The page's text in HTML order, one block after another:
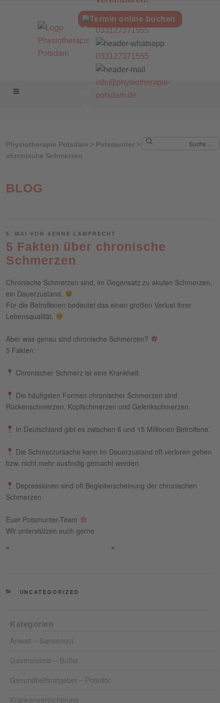
033127371555
033127371555
info@physiotherapie-
potsdam.de
Termin online buchen
Physiotherapie Potsdam > Potsmunter >
5 Fakten über
chronische Schmerzen
BLOG
VERÖFFENTLICHT
AM
5. MAI VON AENNE LAMPRECHT
5 Fakten über chronische
Schmerzen
Chronische Schmerzen sind, im Gegensatz zu akuten Schmerzen,
ein Dauerzustand.
Für die Betroffenen bedeutet das einen großen Verlust ihrer
Lebensqualität.
Aber was genau sind chronische Schmerzen?
5 Fakten:⁣
Chronischer Schmerz ist eine Krankheit.⁣
Die häufigsten Formen chronischer Schmerzen sind
Rückenschmerzen, Kopfschmerzen und Gelenkschmerzen.⁣
In Deutschland gibt es zwischen 8 und 15 Millionen Betroffene.⁣
Die Schmerzursache kann im Dauerzustand oft verloren gehen
bzw. nicht mehr ausfindig gemacht werden.⁣
Depressionen sind oft Begleiterscheinung der chronischen
Schmerzen.⁣
Euer Potsmunter-Team
Wir unterstützen euch gerne
KATEGORIEN
UNCATEGORIZED
Kategorien
Anwalt – Sanssouci
Gastronomie – Buffet
Gesundheitsratgeber – Potsdoc
Krankenversicherung